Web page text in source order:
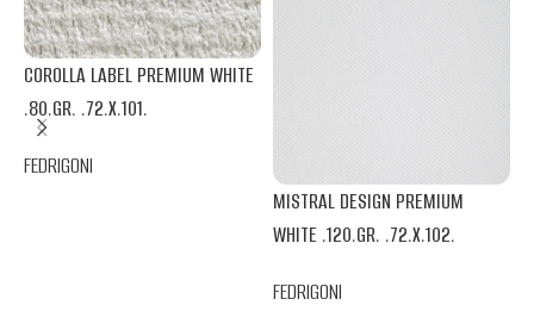
COROLLA LABEL PREMIUM WHITE
.80.GR. .72.X.101.
FEDRIGONI
MISTRAL DESIGN PREMIUM
WHITE .120.GR. .72.X.102.
FEDRIGONI